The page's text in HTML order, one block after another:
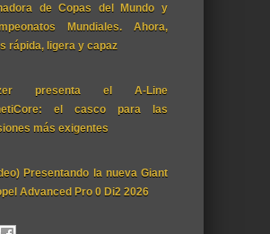
de Copas del Mundo y
Mundiales. Ahora,
rápida, ligera y capaz
presenta el A-Line
el casco para las
más exigentes
Presentando la nueva Giant
Advanced Pro 0 Di2 2026